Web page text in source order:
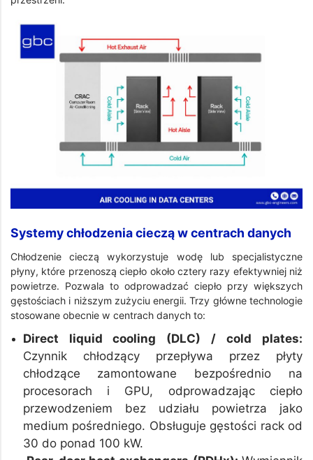
Systemy chłodzenia cieczą w centrach danych
Chłodzenie cieczą wykorzystuje wodę lub specjalistyczne
płyny, które przenoszą ciepło około cztery razy efektywniej niż
powietrze. Pozwala to odprowadzać ciepło przy większych
gęstościach i niższym zużyciu energii. Trzy główne technologie
stosowane obecnie w centrach danych to:
Direct liquid cooling (DLC) / cold plates:
Czynnik chłodzący przepływa przez płyty
chłodzące zamontowane bezpośrednio na
procesorach i GPU, odprowadzając ciepło
przewodzeniem bez udziału powietrza jako
medium pośredniego. Obsługuje gęstości rack od
30 do ponad 100 kW.